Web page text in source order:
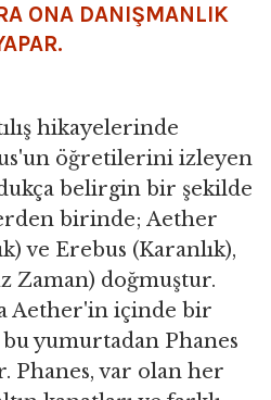
ONA DANIŞMANLIK
hikayelerinde
öğretilerini izleyen
belirgin bir şekilde
birinde; Aether
ve Erebus (Karanlık),
Zaman) doğmuştur.
Aether'in içinde bir
yumurtadan Phanes
Phanes, var olan her